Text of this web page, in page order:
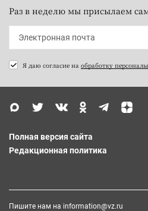
Раз в неделю мы присылаем
Я даю согласие на обработку
Полная версия сайта
Редакционная политика
Пишите нам на information@vz.ru